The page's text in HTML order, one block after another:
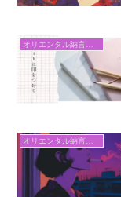
オリエンタル納言日常日記
オリエンタル納言日常日記